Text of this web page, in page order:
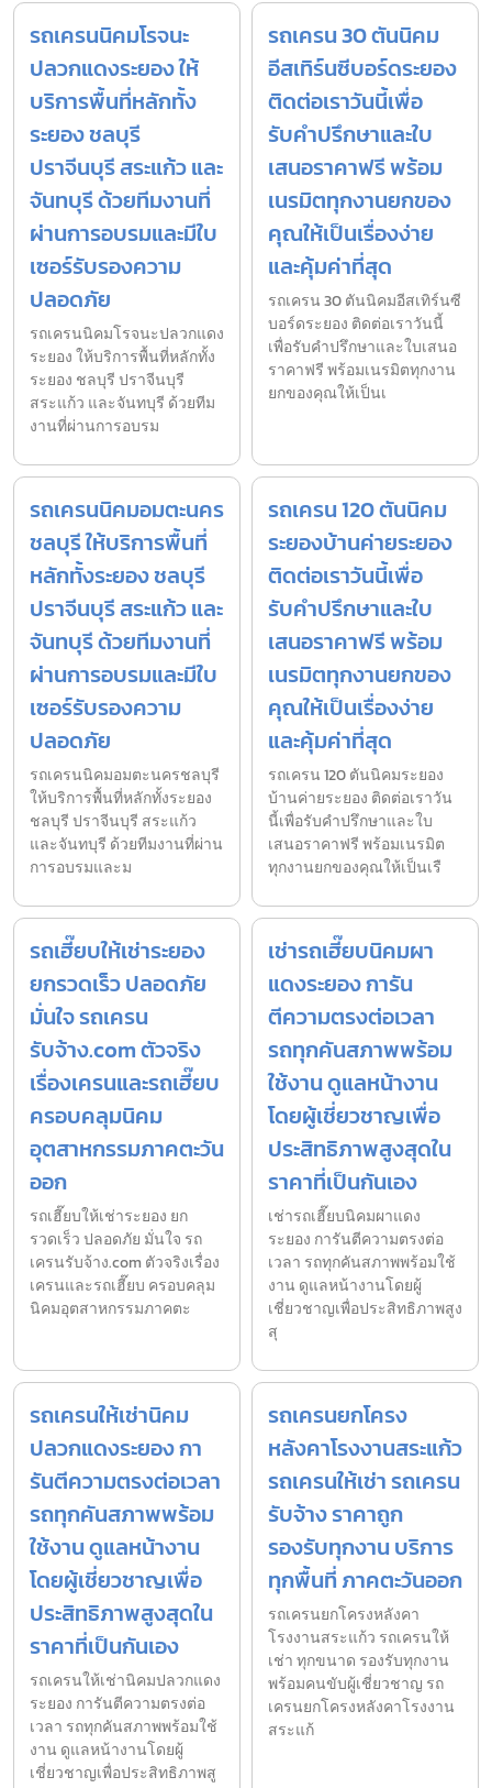
รถเครนนิคมโรจนะ
ปลวกแดงระยอง ให้
บริการพื้นที่หลักทั้ง
ระยอง ชลบุรี
ปราจีนบุรี สระแก้ว และ
จันทบุรี ด้วยทีมงานที่
ผ่านการอบรมและมีใบ
เซอร์รับรองความ
ปลอดภัย
รถเครนนิคมโรจนะปลวกแดง
ระยอง ให้บริการพื้นที่หลักทั้ง
ระยอง ชลบุรี ปราจีนบุรี
สระแก้ว และจันทบุรี ด้วยทีม
งานที่ผ่านการอบรม
รถเครน 30 ตันนิคม
อีสเทิร์นซีบอร์ดระยอง
ติดต่อเราวันนี้เพื่อ
รับคำปรึกษาและใบ
เสนอราคาฟรี พร้อม
เนรมิตทุกงานยกของ
คุณให้เป็นเรื่องง่าย
และคุ้มค่าที่สุด
รถเครน 30 ตันนิคมอีสเทิร์นซี
บอร์ดระยอง ติดต่อเราวันนี้
เพื่อรับคำปรึกษาและใบเสนอ
ราคาฟรี พร้อมเนรมิตทุกงาน
ยกของคุณให้เป็นเ
รถเครนนิคมอมตะนคร
ชลบุรี ให้บริการพื้นที่
หลักทั้งระยอง ชลบุรี
ปราจีนบุรี สระแก้ว และ
จันทบุรี ด้วยทีมงานที่
ผ่านการอบรมและมีใบ
เซอร์รับรองความ
ปลอดภัย
รถเครนนิคมอมตะนครชลบุรี
ให้บริการพื้นที่หลักทั้งระยอง
ชลบุรี ปราจีนบุรี สระแก้ว
และจันทบุรี ด้วยทีมงานที่ผ่าน
การอบรมและม
รถเครน 120 ตันนิคม
ระยองบ้านค่ายระยอง
ติดต่อเราวันนี้เพื่อ
รับคำปรึกษาและใบ
เสนอราคาฟรี พร้อม
เนรมิตทุกงานยกของ
คุณให้เป็นเรื่องง่าย
และคุ้มค่าที่สุด
รถเครน 120 ตันนิคมระยอง
บ้านค่ายระยอง ติดต่อเราวัน
นี้เพื่อรับคำปรึกษาและใบ
เสนอราคาฟรี พร้อมเนรมิต
ทุกงานยกของคุณให้เป็นเรื
รถเฮี๊ยบให้เช่าระยอง
ยกรวดเร็ว ปลอดภัย
มั่นใจ รถเครน
รับจ้าง.com ตัวจริง
เรื่องเครนและรถเฮี๊ยบ
ครอบคลุมนิคม
อุตสาหกรรมภาคตะวัน
ออก
รถเฮี๊ยบให้เช่าระยอง ยก
รวดเร็ว ปลอดภัย มั่นใจ รถ
เครนรับจ้าง.com ตัวจริงเรื่อง
เครนและรถเฮี๊ยบ ครอบคลุม
นิคมอุตสาหกรรมภาคตะ
เช่ารถเฮี๊ยบนิคมผา
แดงระยอง การัน
ตีความตรงต่อเวลา
รถทุกคันสภาพพร้อม
ใช้งาน ดูแลหน้างาน
โดยผู้เชี่ยวชาญเพื่อ
ประสิทธิภาพสูงสุดใน
ราคาที่เป็นกันเอง
เช่ารถเฮี๊ยบนิคมผาแดง
ระยอง การันตีความตรงต่อ
เวลา รถทุกคันสภาพพร้อมใช้
งาน ดูแลหน้างานโดยผู้
เชี่ยวชาญเพื่อประสิทธิภาพสูง
สุ
รถเครนให้เช่านิคม
ปลวกแดงระยอง กา
รันตีความตรงต่อเวลา
รถทุกคันสภาพพร้อม
ใช้งาน ดูแลหน้างาน
โดยผู้เชี่ยวชาญเพื่อ
ประสิทธิภาพสูงสุดใน
ราคาที่เป็นกันเอง
รถเครนให้เช่านิคมปลวกแดง
ระยอง การันตีความตรงต่อ
เวลา รถทุกคันสภาพพร้อมใช้
งาน ดูแลหน้างานโดยผู้
เชี่ยวชาญเพื่อประสิทธิภาพสู
รถเครนยกโครง
หลังคาโรงงานสระแก้ว
รถเครนให้เช่า รถเครน
รับจ้าง ราคาถูก
รองรับทุกงาน บริการ
ทุกพื้นที่ ภาคตะวันออก
รถเครนยกโครงหลังคา
โรงงานสระแก้ว รถเครนให้
เช่า ทุกขนาด รองรับทุกงาน
พร้อมคนขับผู้เชี่ยวชาญ รถ
เครนยกโครงหลังคาโรงงาน
สระแก้